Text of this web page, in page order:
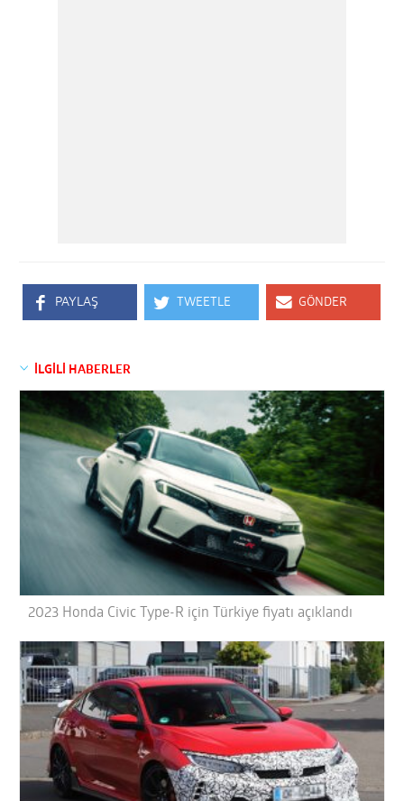
PAYLAŞ TWEETLE GÖNDER
İLGİLİ HABERLER
2023 Honda Civic Type-R için Türkiye fiyatı açıklandı